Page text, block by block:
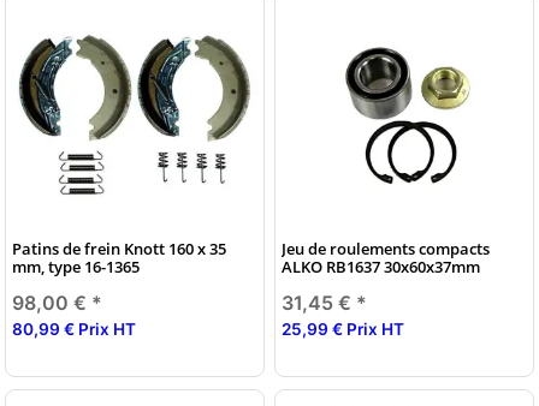
Patins de frein Knott 160 x 35
mm, type 16-1365
98,00 € *
80,99 € Prix HT
Jeu de roulements compacts
ALKO RB1637 30x60x37mm
31,45 € *
25,99 € Prix HT